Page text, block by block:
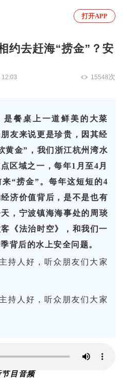
约去赶海“捞金”？安
15548次
是餐桌上一道鲜美的大菜
友来说更是珍贵，因其经
黄金”，我们浙江杭州湾水
区域之一，每年1月至4月
“捞金”。 每年这短短的4
济价值背后，是不是也有
，宁波镇海海事处的 周琰
《法治时空》，和我们一
背后的水上安全问题。
持人好，听众朋友们大家
持人好，听众朋友们大家
节目音频
打开APP